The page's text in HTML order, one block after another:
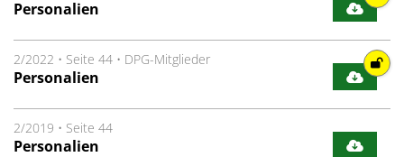
Personalien
2/2022 • Seite 44 • DPG-Mitglieder
Personalien
2/2019 • Seite 44
Personalien